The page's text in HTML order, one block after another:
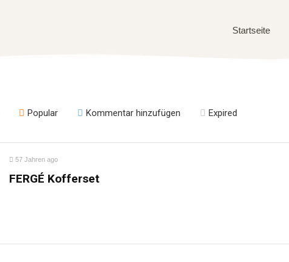
Startseite
Popular Kommentar hinzufügen Expired
57 Jahren ago
FERGÉ Kofferset